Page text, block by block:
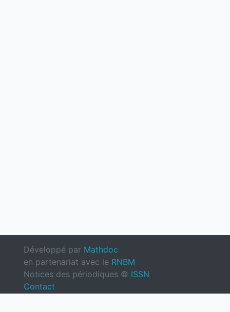
Développé par Mathdoc
en partenariat avec le RNBM
Notices des périodiques © ISSN
Contact